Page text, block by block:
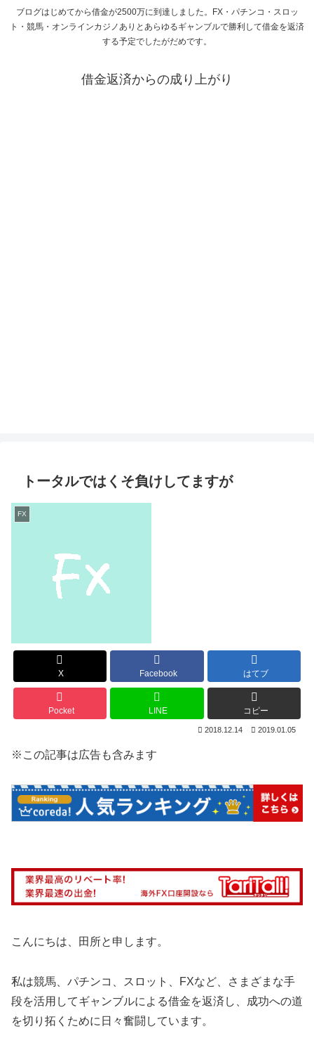
ブログはじめてから借金が2500万に到達しました。FX・パチンコ・スロッ
ト・競馬・オンラインカジノありとあらゆるギャンブルで勝利して借金を返済
する予定でしたがだめです。
借金返済からの成り上がり
トータルではくそ負けしてますが
FX
X Facebook はてブ
Pocket LINE コピー
2018.12.14 2019.01.05
※この記事は広告も含みます
こんにちは、田所と申します。
私は競馬、パチンコ、スロット、FXなど、さまざまな手
段を活用してギャンブルによる借金を返済し、成功への道
を切り拓くために日々奮闘しています。